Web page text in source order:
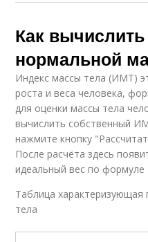
Как
нормальной
Индекс массы тела (ИМТ)
роста и веса человека,
для оценки массы тела
вычислить собственный
нажмите кнопку
После расчёта здесь
идеальный вес по
Таблица характеризующая
тела